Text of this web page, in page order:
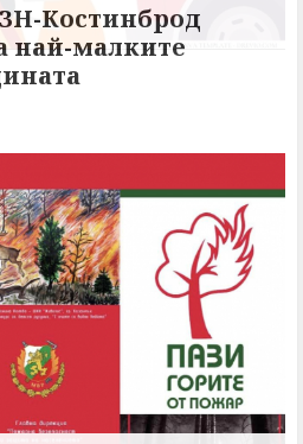
Костинброд
най-малките